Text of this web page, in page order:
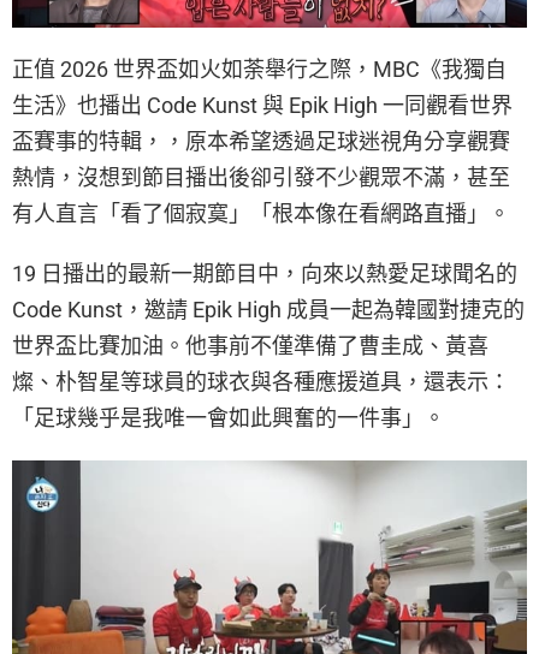
正值 2026 世界盃如火如荼舉行之際，MBC《我獨自
生活》也播出 Code Kunst 與 Epik High 一同觀看世界
盃賽事的特輯，，原本希望透過足球迷視角分享觀賽
熱情，沒想到節目播出後卻引發不少觀眾不滿，甚至
有人直言「看了個寂寞」「根本像在看網路直播」。
19 日播出的最新一期節目中，向來以熱愛足球聞名的
Code Kunst，邀請 Epik High 成員一起為韓國對捷克的
世界盃比賽加油。他事前不僅準備了曹圭成、黃喜
燦、朴智星等球員的球衣與各種應援道具，還表示：
「足球幾乎是我唯一會如此興奮的一件事」。